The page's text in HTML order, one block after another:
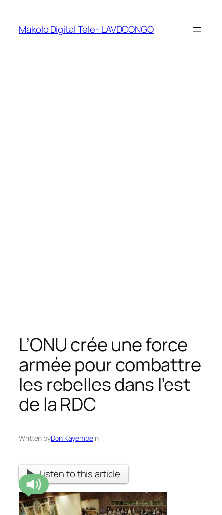
Makolo Digital Tele- LAVDCONGO
L’ONU crée une force
armée pour combattre
les rebelles dans l’est
de la RDC
Written byDon Kayembein
Listen to this article